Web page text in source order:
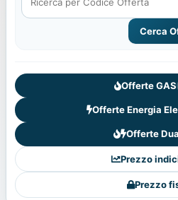
Cerca
Offerte GAS
Offerte Energia
Offerte
Prezzo
Prezzo